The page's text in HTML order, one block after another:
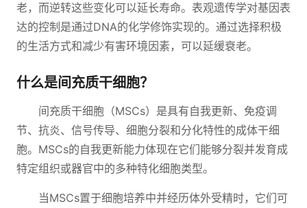
老，而逆转这些变化可以延长寿命。表观遗传学对基因表
达的控制是通过DNA的化学修饰实现的。通过选择积极
的生活方式和减少有害环境因素，可以延缓衰老。
什么是间充质干细胞？
间充质干细胞（MSCs）是具有自我更新、免疫调
节、抗炎、信号传导、细胞分裂和分化特性的成体干细
胞。MSCs的自我更新能力体现在它们能够分裂并发育成
特定组织或器官中的多种特化细胞类型。
当MSCs置于细胞培养中并经历体外受精时，它们可